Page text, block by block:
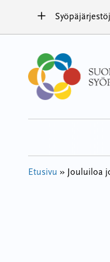
sisältöön
Etusivu » Jouluiloa